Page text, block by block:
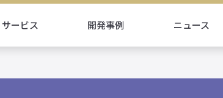
サービス 開発事例 ニュース